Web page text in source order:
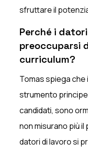
sfruttare il
Perché i
preoccuparsi
curriculum?
Tomas spiega che
strumento
candidati, sono
non misurano più il
datori di lavoro si